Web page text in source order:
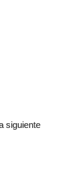
siguiente